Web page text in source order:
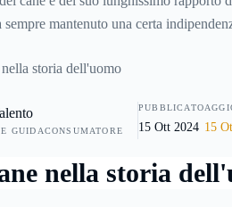
sempre mantenuto una certa
d’accordo, divenendo simbolo
GUIDACONSUMATORE
PUBBLICATO
15 Ott 2024 15